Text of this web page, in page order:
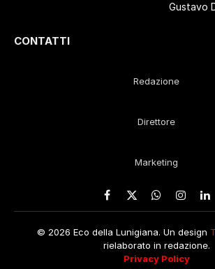
Gustavo
CONTATTI
Redazione
Direttore
Marketing
Facebook
X
WhatsApp
© 2026 Eco della Lunigiana. Un design
rielaborato in redazione.
Privacy Policy